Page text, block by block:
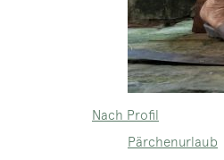
Nach Profil
Pärchenurlaub